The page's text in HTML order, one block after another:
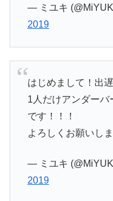
— ミユキ
2019
はじめまして！出
1人だけアンダーバ
です！！！
よろしくお願いしま
— ミユキ
2019